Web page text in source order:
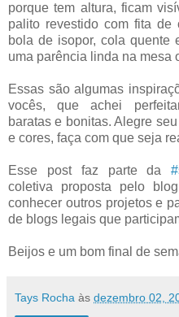
porque tem altura, ficam
palito revestido com fita de
bola de isopor, cola quente
uma parência linda na mesa
Essas são algumas
vocês, que achei
baratas e bonitas. Alegre
e cores, faça com que seja
Esse post faz parte da
coletiva proposta pelo blog
conhecer outros projetos e
de blogs legais que
Beijos e um bom final de
Tays Rocha às dezembro 02,